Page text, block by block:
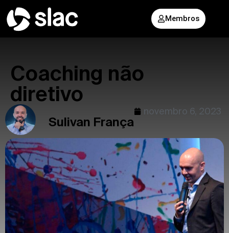
Membros
Coaching não
diretivo
Sulivan França
novembro 6, 2023